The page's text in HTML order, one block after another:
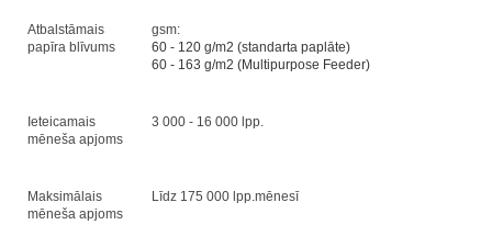
Atbalstāmais
papīra blīvums
gsm:
60 - 120 g/m2 (standarta paplāte)
60 - 163 g/m2 (Multipurpose Feeder)
Ieteicamais
mēneša apjoms
3 000 - 16 000 lpp.
Maksimālais
mēneša apjoms
Līdz 175 000 lpp.mēnesī